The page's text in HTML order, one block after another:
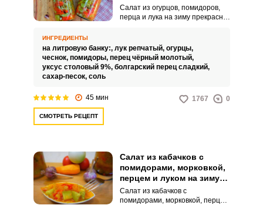
Салат из огурцов, помидоров,
перца и лука на зиму прекрасно
самостоятельная закуска. Вкус
овощного салата получается
насыщенным и очень легким.
ИНГРЕДИЕНТЫ
на литровую банку:, лук репчатый, огурцы,
чеснок, помидоры, перец чёрный молотый,
уксус столовый 9%, болгарский перец сладкий,
сахар-песок, соль
45 мин 1767 0
СМОТРЕТЬ РЕЦЕПТ
Салат из кабачков с
помидорами, морковкой,
перцем и луком на зиму
без стерилизации
Салат из кабачков с
помидорами, морковкой, перцем